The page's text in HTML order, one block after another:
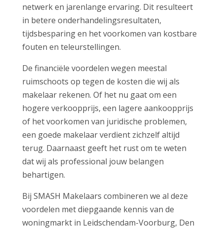
netwerk en jarenlange ervaring. Dit resulteert
in betere onderhandelingsresultaten,
tijdsbesparing en het voorkomen van kostbare
fouten en teleurstellingen.
De financiële voordelen wegen meestal
ruimschoots op tegen de kosten die wij als
makelaar rekenen. Of het nu gaat om een
hogere verkoopprijs, een lagere aankoopprijs
of het voorkomen van juridische problemen,
een goede makelaar verdient zichzelf altijd
terug. Daarnaast geeft het rust om te weten
dat wij als professional jouw belangen
behartigen.
Bij SMASH Makelaars combineren we al deze
voordelen met diepgaande kennis van de
woningmarkt in Leidschendam-Voorburg, Den